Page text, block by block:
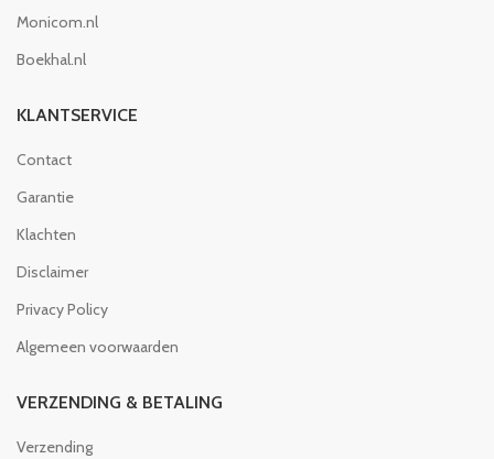
Monicom.nl
Boekhal.nl
KLANTSERVICE
Contact
Garantie
Klachten
Disclaimer
Privacy Policy
Algemeen voorwaarden
VERZENDING & BETALING
Verzending